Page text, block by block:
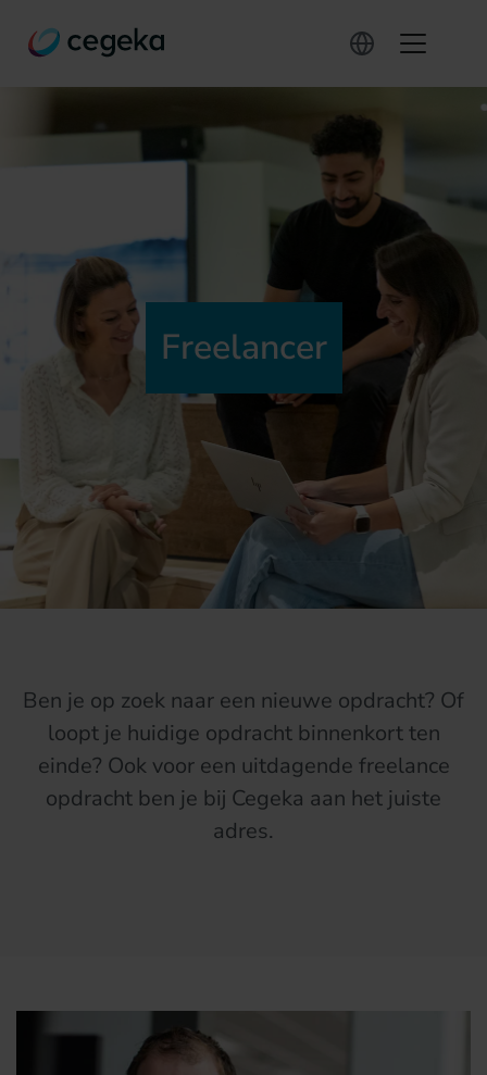
Freelancer
Ben je op zoek naar een nieuwe opdracht? Of
loopt je huidige opdracht binnenkort ten
einde? Ook voor een uitdagende freelance
opdracht ben je bij Cegeka aan het juiste
adres.